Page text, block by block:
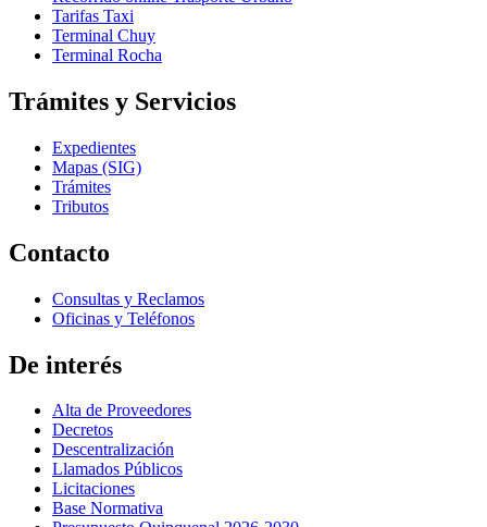
Tarifas Taxi
Terminal Chuy
Terminal Rocha
Trámites y Servicios
Expedientes
Mapas (SIG)
Trámites
Tributos
Contacto
Consultas y Reclamos
Oficinas y Teléfonos
De interés
Alta de Proveedores
Decretos
Descentralización
Llamados Públicos
Licitaciones
Base Normativa